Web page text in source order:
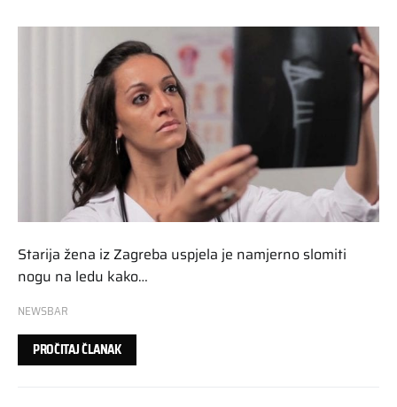
Starija žena iz Zagreba uspjela je namjerno slomiti
nogu na ledu kako…
NEWSBAR
PROČITAJ ČLANAK